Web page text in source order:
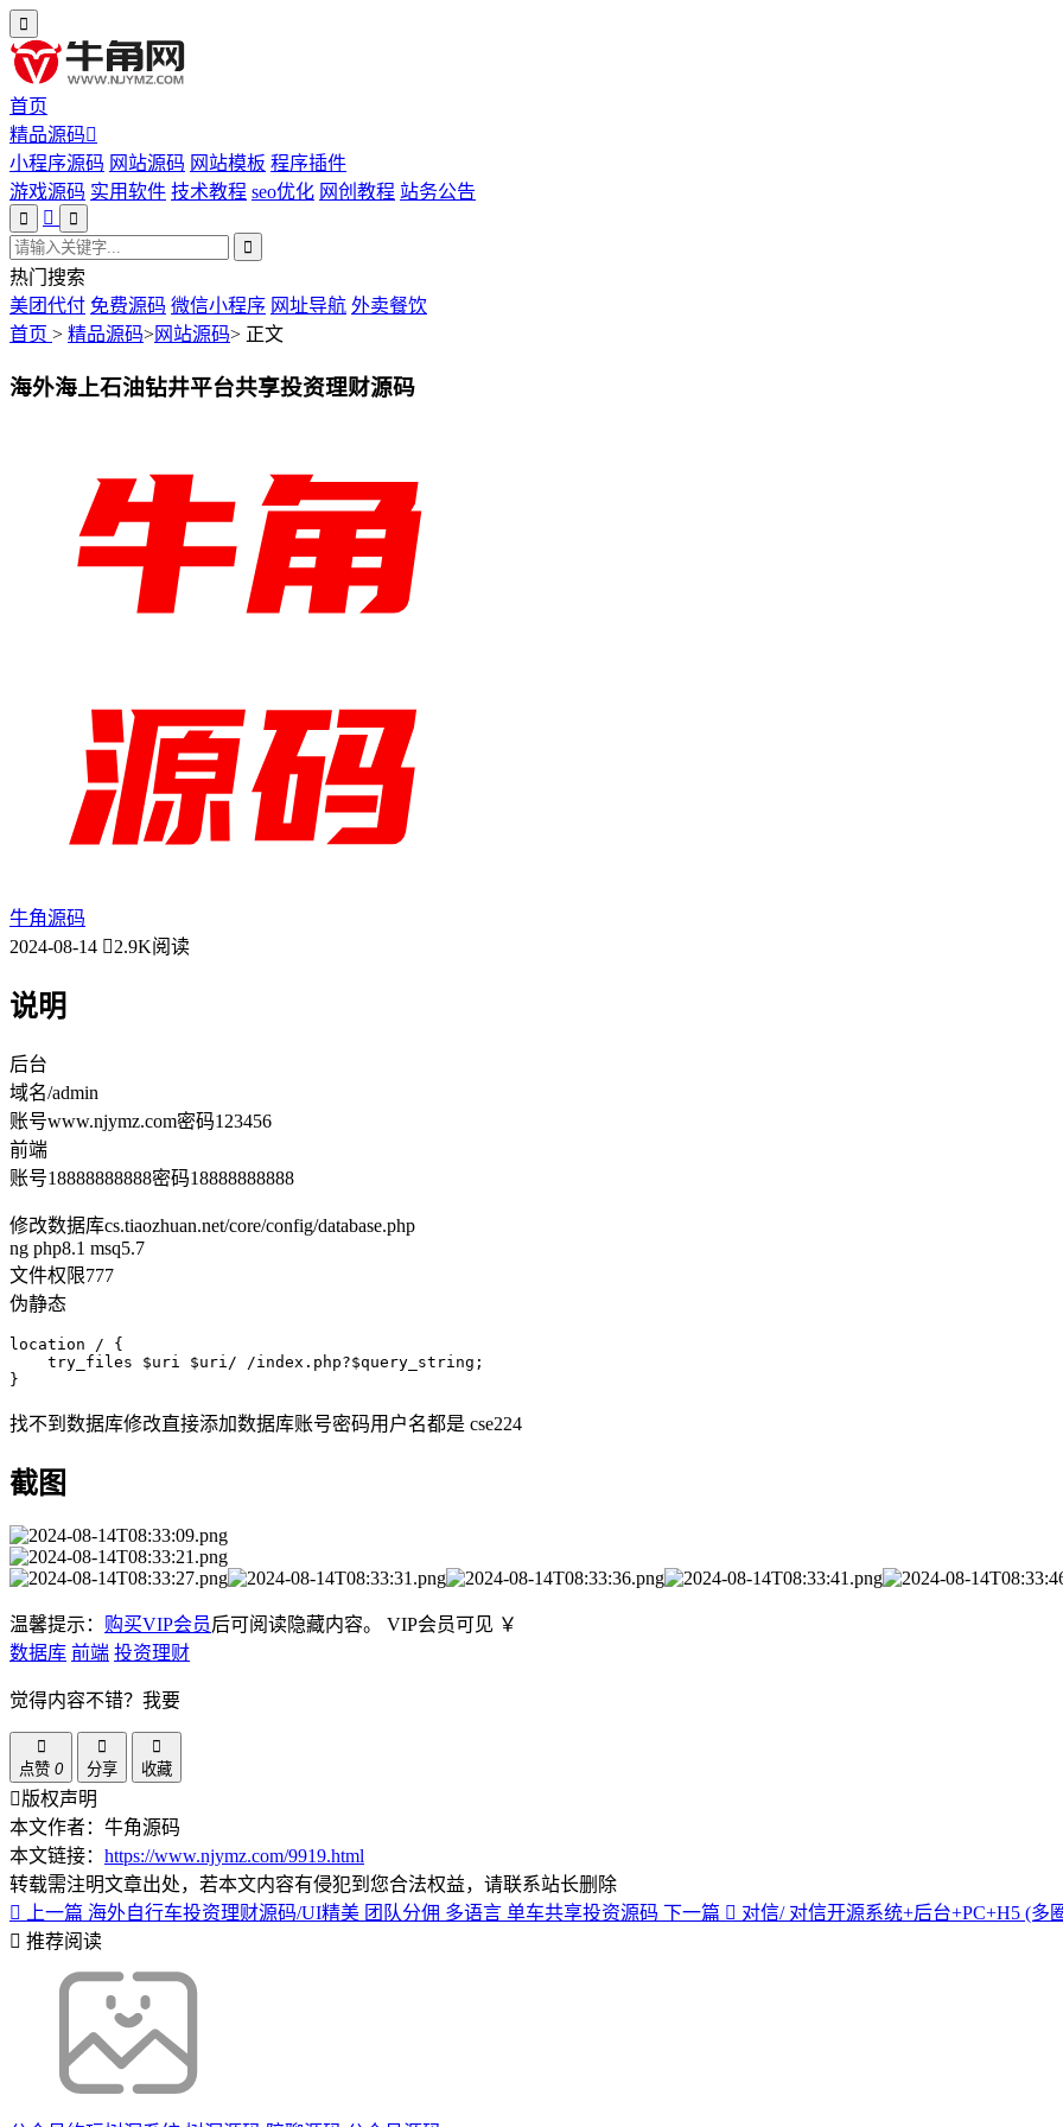
首页
精品源码
小程序源码 网站源码 网站模板 程序插件
游戏源码 实用软件 技术教程 seo优化 网创教程 站务公告
热门搜索
美团代付 免费源码 微信小程序 网址导航 外卖餐饮
首页 > 精品源码>网站源码> 正文
海外海上石油钻井平台共享投资理财源码
牛角源码
2024-08-14
2.9K阅读
说明
后台
域名/admin
账号www.njymz.com密码123456
前端
账号18888888888密码18888888888
修改数据库cs.tiaozhuan.net/core/config/database.php
ng php8.1 msq5.7
文件权限777
伪静态
location / {
    try_files $uri $uri/ /index.php?$query_string;
}
找不到数据库修改直接添加数据库账号密码用户名都是 cse224
截图
温馨提示： 购买VIP会员后可阅读隐藏内容。 VIP会员可见 ￥
数据库 前端 投资理财
觉得内容不错？我要
点赞 0 分享 收藏
版权声明
本文作者：牛角源码
本文链接： https://www.njymz.com/9919.html
转载需注明文章出处，若本文内容有侵犯到您合法权益，请联系站长删除
上一篇 海外自行车投资理财源码/UI精美 团队分佣 多语言 单车共享投资源码 下一篇
对信/ 对信开源系统+后台+PC+H5 (多
推荐阅读